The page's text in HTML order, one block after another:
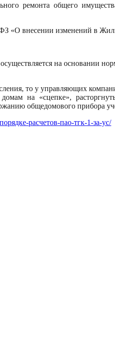
ремонта общего
«О внесении изменений в
на основании
то у управляющих
на «сцепке»,
общедомового прибора
расчетов-пао-тгк-1-за-ус/